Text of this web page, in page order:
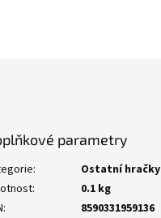
parametry
:
Ostatní hračky
:
0.1 kg
:
8590331959136